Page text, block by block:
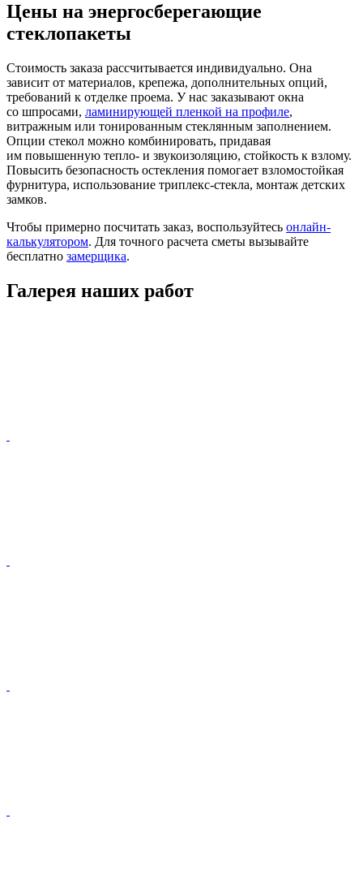
Цены на энергосберегающие
стеклопакеты
Стоимость заказа рассчитывается индивидуально. Она
зависит от материалов, крепежа, дополнительных опций,
требований к отделке проема. У нас заказывают окна
со шпросами, ламинирующей пленкой на профиле,
витражным или тонированным стеклянным заполнением.
Опции стекол можно комбинировать, придавая
им повышенную тепло- и звукоизоляцию, стойкость к взлому.
Повысить безопасность остекления помогает взломостойкая
фурнитура, использование триплекс-стекла, монтаж детских
замков.
Чтобы примерно посчитать заказ, воспользуйтесь онлайн-
калькулятором. Для точного расчета сметы вызывайте
бесплатно замерщика.
Галерея наших работ